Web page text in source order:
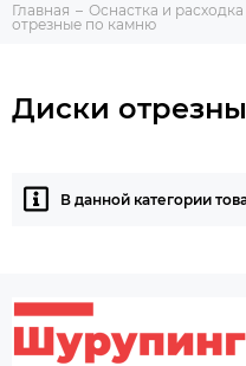
Главная Оснастка и расходка
отрезные по камню
Диски
В данной категории